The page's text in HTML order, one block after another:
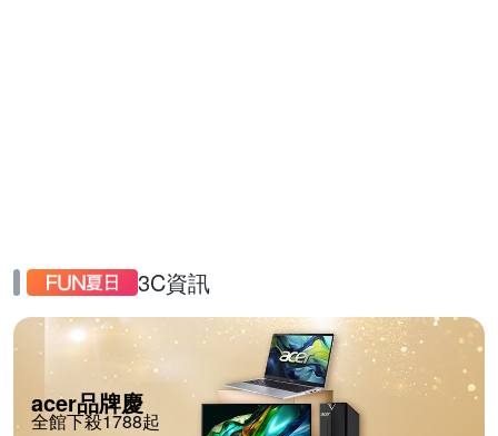
3C資訊
acer品牌慶
全館下殺1788起